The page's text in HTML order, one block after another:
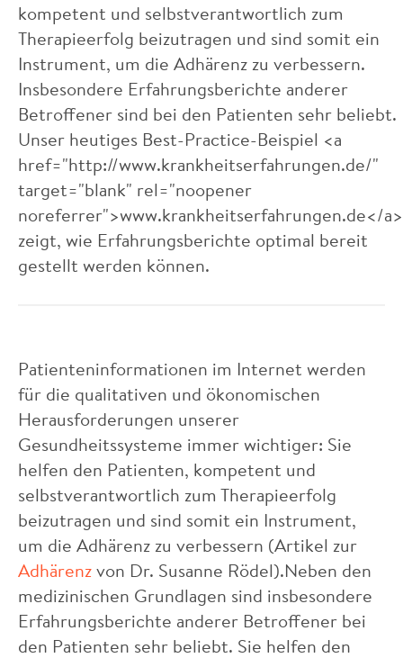
kompetent und selbstverantwortlich zum
Therapieerfolg beizutragen und sind somit ein
Instrument, um die Adhärenz zu verbessern.
Insbesondere Erfahrungsberichte anderer
Betroffener sind bei den Patienten sehr beliebt.
Unser heutiges Best-Practice-Beispiel <a
href="http://www.krankheitserfahrungen.de/"
target="blank" rel="noopener
noreferrer">www.krankheitserfahrungen.de</a>
zeigt, wie Erfahrungsberichte optimal bereit
gestellt werden können.
Patienteninformationen im Internet werden
für die qualitativen und ökonomischen
Herausforderungen unserer
Gesundheitssysteme immer wichtiger: Sie
helfen den Patienten, kompetent und
selbstverantwortlich zum Therapieerfolg
beizutragen und sind somit ein Instrument,
um die Adhärenz zu verbessern (Artikel zur
Adhärenzvon Dr. Susanne Rödel).Neben den
medizinischen Grundlagen sind insbesondere
Erfahrungsberichte anderer Betroffener bei
den Patienten sehr beliebt. Sie helfen den